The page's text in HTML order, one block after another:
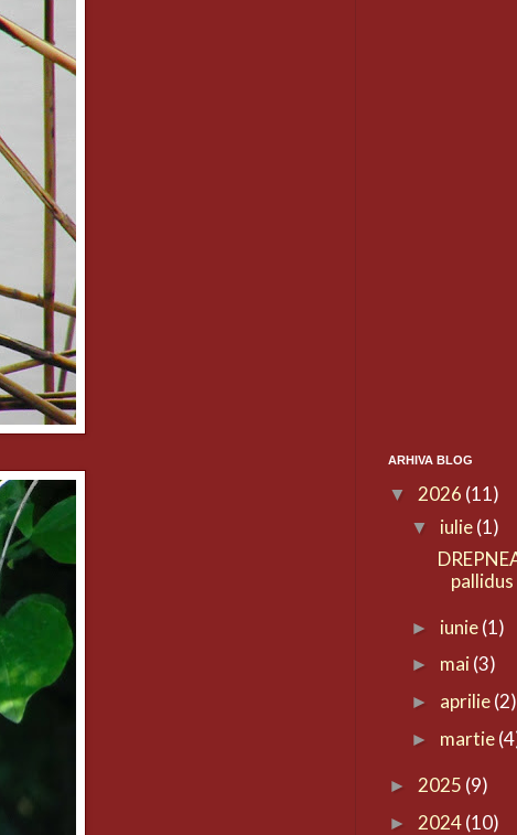
ARHIVA BLOG
▼ 2026 (11)
▼ iulie(1)
pallidus
► iunie(1)
► mai(3)
► aprilie(2)
► martie
► 2025 (9)
► 2024(10)